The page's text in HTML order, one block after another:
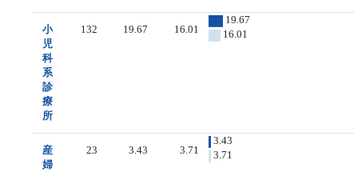
小
児
科
系
診
療
所
132 19.67 16.01
19.67
16.01
産
婦
23 3.43 3.71
3.43
3.71